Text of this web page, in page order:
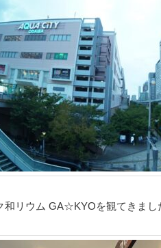
和リウム GA☆KYOを観てきまし